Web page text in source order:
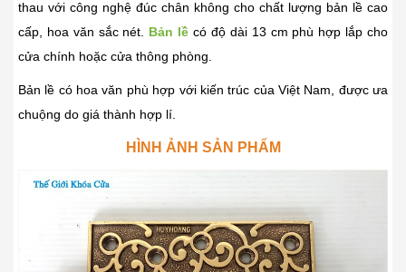
thau với công nghệ đúc chân không cho chất lượng bản lề cao
cấp, hoa văn sắc nét. Bản lề có độ dài 13 cm phù hợp lắp cho
cửa chính hoặc cửa thông phòng.
Bản lề có hoa văn phù hợp với kiến trúc của Việt Nam, được ưa
chuộng do giá thành hợp lí.
HÌNH ẢNH SẢN PHẨM